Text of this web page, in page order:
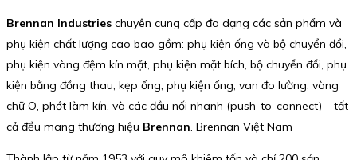
Brennan Industries chuyên cung cấp đa dạng các sản phẩm và
phụ kiện chất lượng cao bao gồm: phụ kiện ống và bộ chuyển đổi,
phụ kiện vòng đệm kín mặt, phụ kiện mặt bích, bộ chuyển đổi, phụ
kiện bằng đồng thau, kẹp ống, phụ kiện ống, van đo lường, vòng
chữ O, phớt làm kín, và các đầu nối nhanh (push-to-connect) – tất
cả đều mang thương hiệu Brennan. Brennan Việt Nam